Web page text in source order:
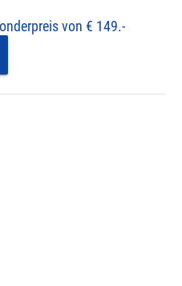
von € 149.-